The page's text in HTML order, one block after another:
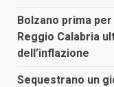
Bolzano prima
Reggio Calabria
dell’inflazione
Sequestrano un